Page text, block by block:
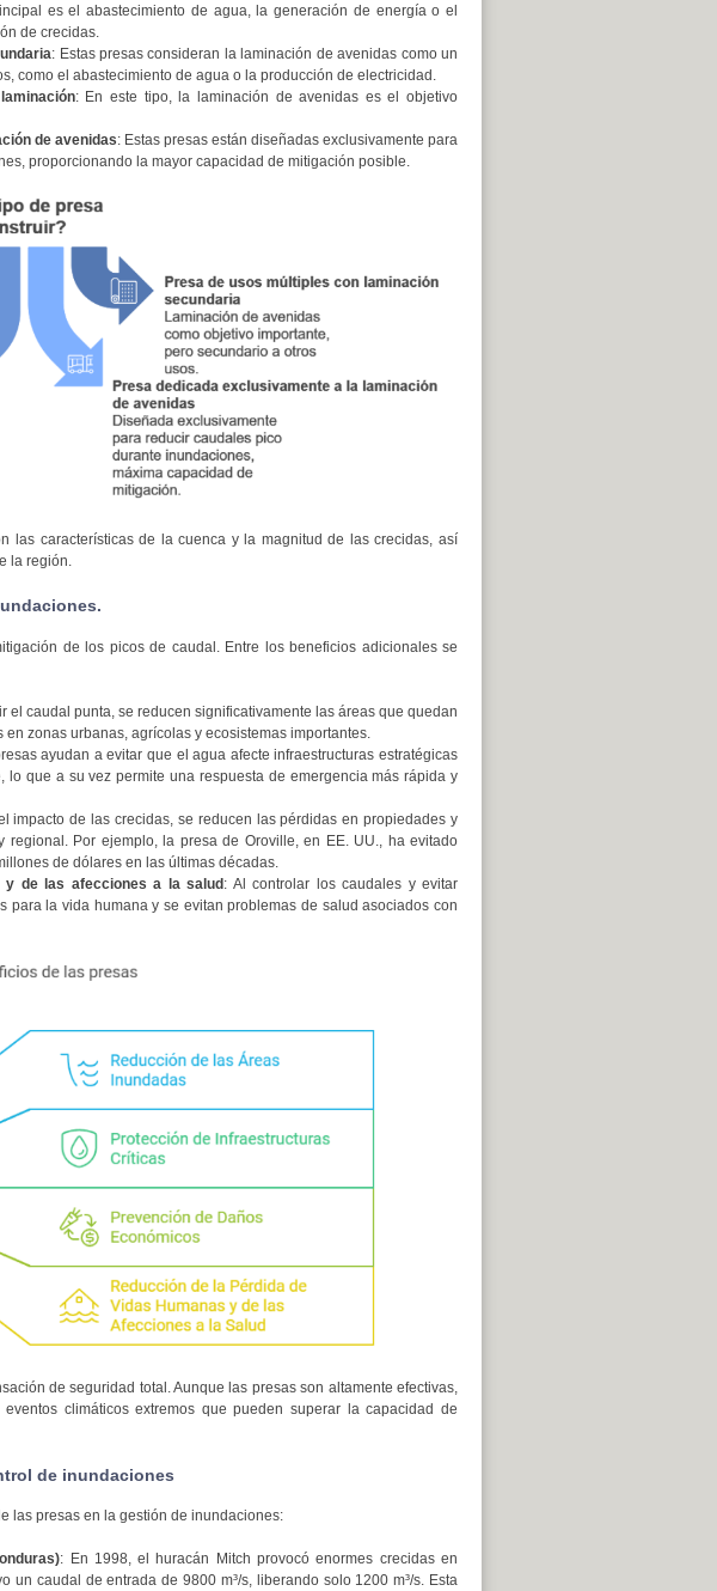
es el abastecimiento de agua, la generación de energía o el
de crecidas.
: Estas presas consideran la laminación de avenidas como un
como el abastecimiento de agua o la producción de electricidad.
: En este tipo, la laminación de avenidas es el objetivo
de avenidas: Estas presas están diseñadas exclusivamente para
proporcionando la mayor capacidad de mitigación posible.
las características de la cuenca y la magnitud de las crecidas, así
la región.
de los picos de caudal. Entre los beneficios adicionales se
el caudal punta, se reducen significativamente las áreas que quedan
zonas urbanas, agrícolas y ecosistemas importantes.
ayudan a evitar que el agua afecte infraestructuras estratégicas
lo que a su vez permite una respuesta de emergencia más rápida y
impacto de las crecidas, se reducen las pérdidas en propiedades y
Por ejemplo, la presa de Oroville, en EE. UU., ha evitado
de dólares en las últimas décadas.
y de las afecciones a la salud: Al controlar los caudales y evitar
para la vida humana y se evitan problemas de salud asociados con
de seguridad total. Aunque las presas son altamente efectivas,
climáticos extremos que pueden superar la capacidad de
de inundaciones
las presas en la gestión de inundaciones:
: En 1998, el huracán Mitch provocó enormes crecidas en
un caudal de entrada de 9800 m³/s, liberando solo 1200 m³/s. Esta